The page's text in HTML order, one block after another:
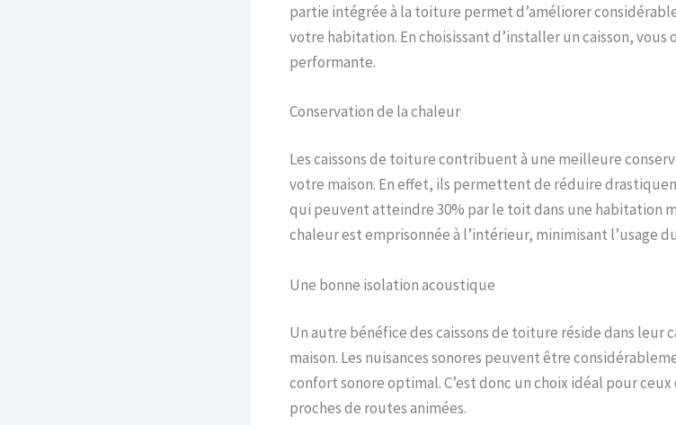
partie intégrée à la toiture permet d’améliorer
votre habitation. En choisissant d’installer un caisson,
performante.
Conservation de la chaleur
Les caissons de toiture contribuent à une meilleure
votre maison. En effet, ils permettent de réduire
qui peuvent atteindre 30% par le toit dans une habitation
chaleur est emprisonnée à l’intérieur, minimisant l’usage
Une bonne isolation acoustique
Un autre bénéfice des caissons de toiture réside dans leur
maison. Les nuisances sonores peuvent être
confort sonore optimal. C’est donc un choix idéal pour
proches de routes animées.